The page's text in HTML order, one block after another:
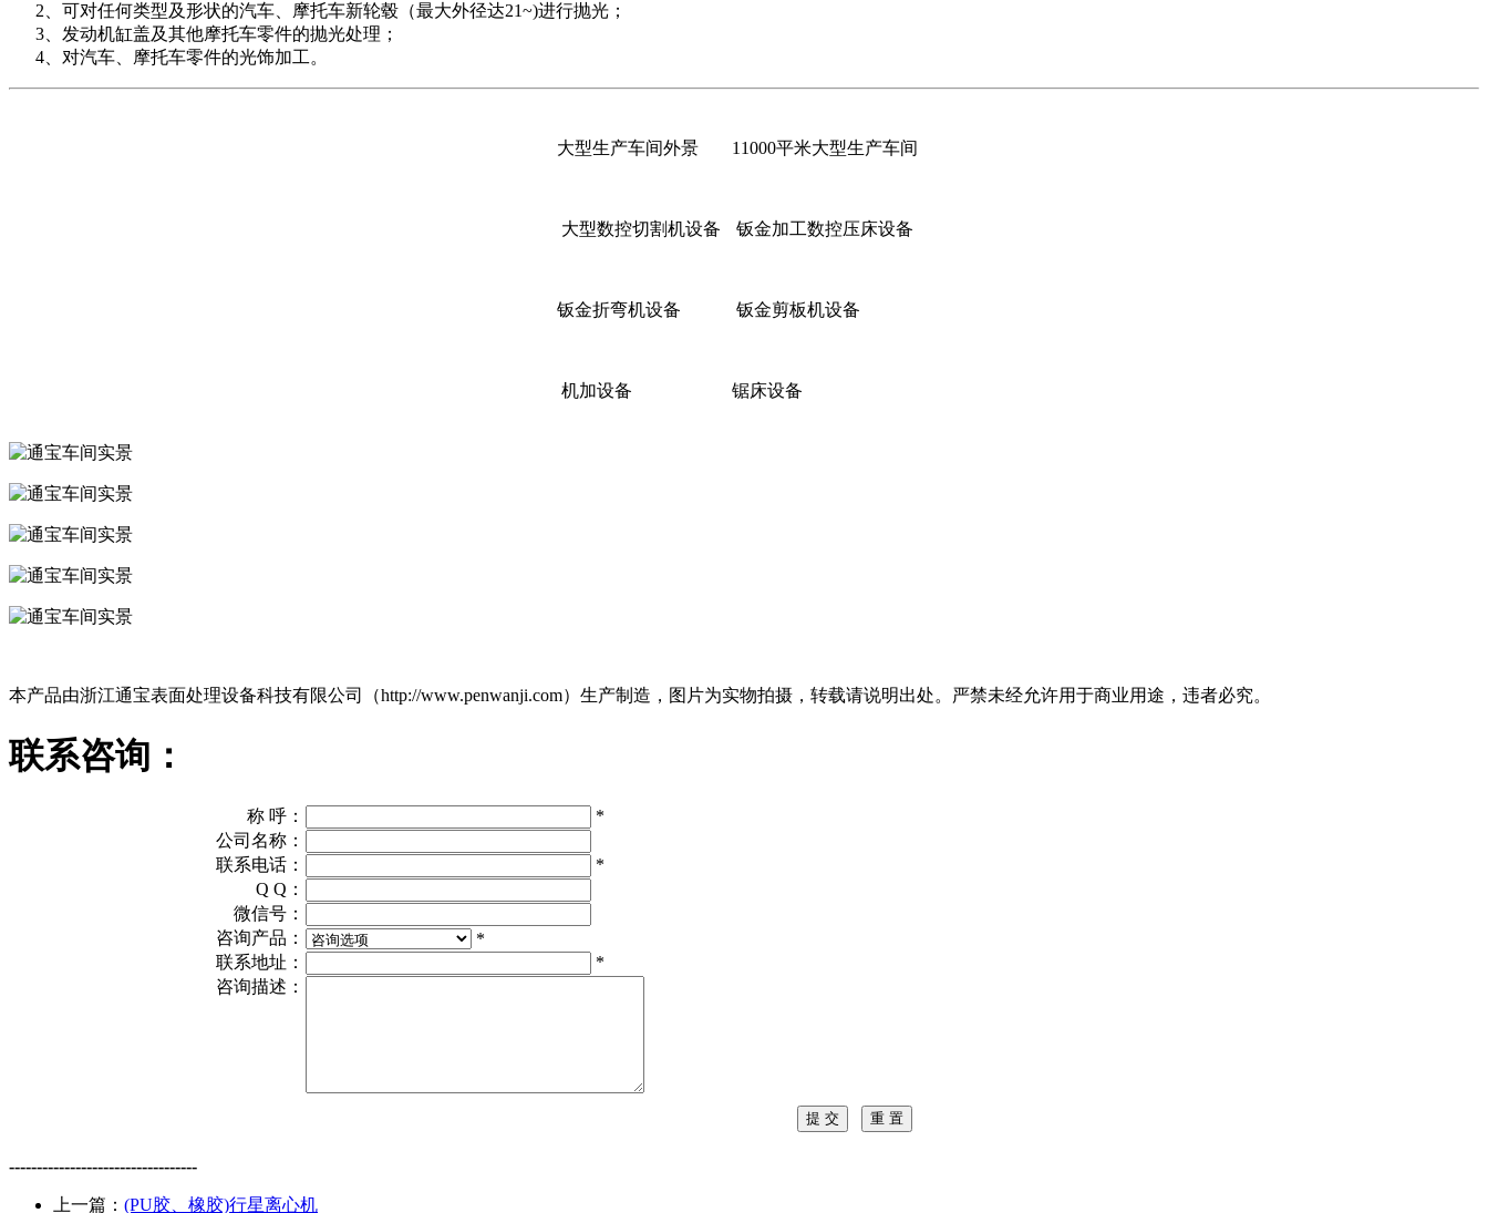
2、可对任何类型及形状的汽车、摩托车新轮毂（最大外径达21~)进行抛光；
3、发动机缸盖及其他摩托车零件的抛光处理；
4、对汽车、摩托车零件的光饰加工。
大型生产车间外景 11000平米大型生产车间
大型数控切割机设备 钣金加工数控压床设备
钣金折弯机设备 钣金剪板机设备
机加设备 锯床设备
本产品由浙江通宝表面处理设备科技有限公司（http://www.penwanji.com）生产制造，图片为实物拍摄，转载请说明出处。严禁未经允许用于商业用途，违者必究。
联系咨询：
称 呼：
*
公司名称：
联系电话：
*
Q Q：
微信号：
咨询产品：
*
联系地址：
*
咨询描述：
----------------------------------
上一篇： (PU胶、橡胶)行星离心机